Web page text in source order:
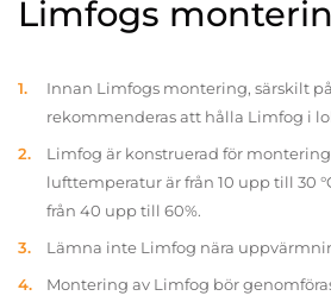
Limfogs
Innan Limfogs montering, särskilt
rekommenderas att hålla Limfog i
Limfog är konstruerad för
lufttemperatur är från 10 upp till 30
från 40 upp till 60%.
Lämna inte Limfog nära
Montering av Limfog bör